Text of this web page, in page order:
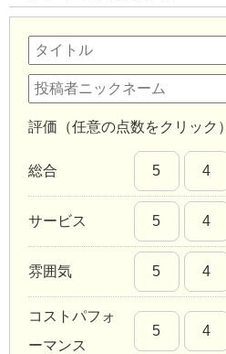
評価（任意の点数をクリック）
総合 5 4
サービス 5 4
雰囲気 5 4
コストパフォ
ーマンス
5 4